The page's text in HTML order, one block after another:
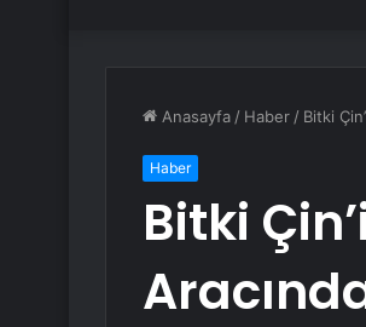
Anasayfa / Haber / Bitki
Haber
Bitki